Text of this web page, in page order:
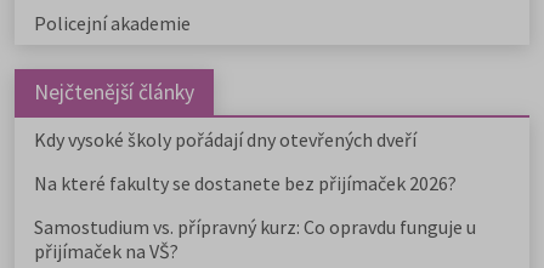
Policejní akademie
Nejčtenější články
Kdy vysoké školy pořádají dny otevřených dveří
Na které fakulty se dostanete bez přijímaček 2026?
Samostudium vs. přípravný kurz: Co opravdu funguje u
přijímaček na VŠ?